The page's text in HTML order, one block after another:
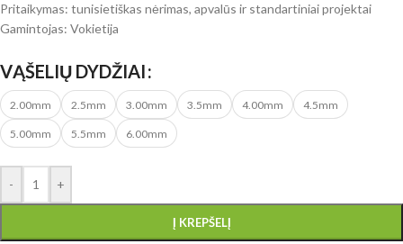
Pritaikymas: tunisietiškas nėrimas, apvalūs ir standartiniai projektai
Gamintojas: Vokietija
VĄŠELIŲ DYDŽIAI
2.00mm 2.5mm 3.00mm 3.5mm 4.00mm 4.5mm
5.00mm 5.5mm 6.00mm
- +
Į KREPŠELĮ